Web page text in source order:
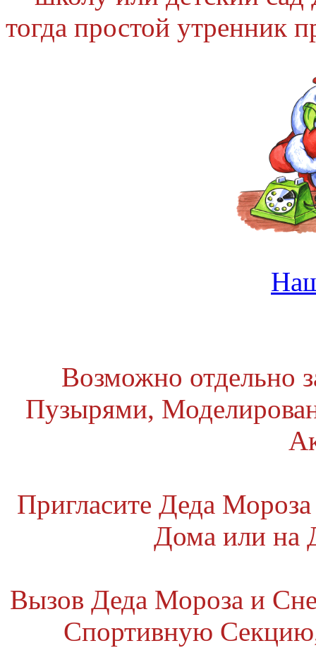
тогда простой утренник
Возможно отдельно
Пузырями,
Пригласите Деда
Дома или на
Вызов Деда Мороза и
Спортивную